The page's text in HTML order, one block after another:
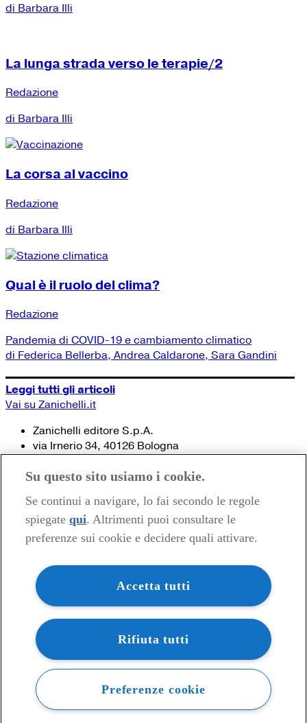
di Barbara Illi
La lunga strada verso le terapie/2
Redazione
di Barbara Illi
La corsa al vaccino
Redazione
di Barbara Illi
Qual è il ruolo del clima?
Redazione
Pandemia di COVID-19 e cambiamento climatico
di Federica Bellerba, Andrea Caldarone, Sara Gandini
Leggi tutti gli articoli
Vai su Zanichelli.it
Zanichelli editore S.p.A.
via Irnerio 34, 40126 Bologna
Tel. 051- 293.111 / 245.024
© 2020 Zanichelli Editore spa
Contatti e recapiti
my.zanichelli.it
Filiali e agenzie
Acquisti: informazioni precontrattuali
Area stampa
Privacy
Su questo sito usiamo i cookie.
Se continui a navigare, lo fai secondo le regole
spiegate qui. Altrimenti puoi consultare le
preferenze sui cookie e decidere quali attivare.
Accetta tutti
Rifiuta tutti
Preferenze cookie